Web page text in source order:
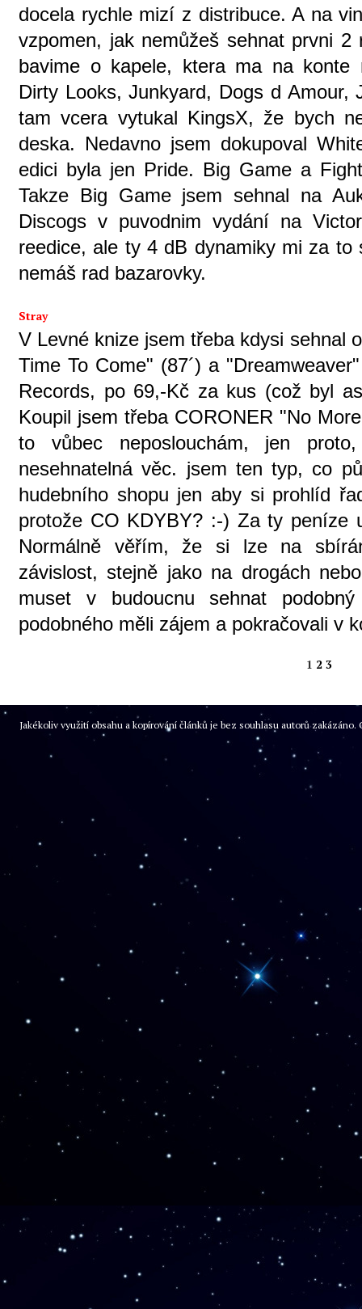
docela rychle mizí z distribuce. A na
vzpomen, jak nemůžeš sehnat prvni
bavime o kapele, ktera ma na konte
Dirty Looks, Junkyard, Dogs d Amour,
tam vcera vytukal KingsX, že bych
deska. Nedavno jsem dokupoval
edici byla jen Pride. Big Game a
Takze Big Game jsem sehnal na
Discogs v puvodnim vydání na
reedice, ale ty 4 dB dynamiky mi za
nemáš rad bazarovky.
Stray
V Levné knize jsem třeba kdysi sehnal
Time To Come" (87´) a
Records, po 69,-Kč za kus (což byl
Koupil jsem třeba CORONER "No
to vůbec neposlouchám, jen
nesehnatelná věc. jsem ten typ, co
hudebního shopu jen aby si prohlíd
protože CO KDYBY? :-) Za ty peníze
Normálně věřím, že si lze na
závislost, stejně jako na drogách
muset v budoucnu sehnat
podobného měli zájem a pokračovali v
1 2 3
Jakékoliv využití obsahu a kopírování článků je bez souhlasu autorů